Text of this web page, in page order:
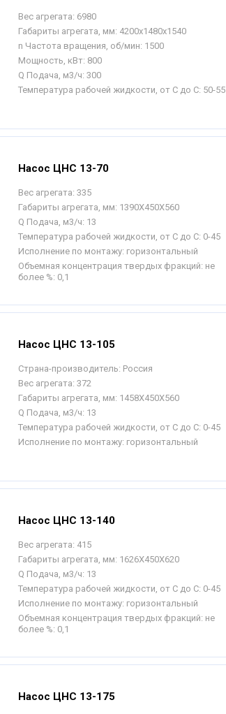
Вес агрегата: 6980
Габариты агрегата, мм: 4200х1480х1540
n Частота вращения, об/мин: 1500
Мощность, кВт: 800
Q Подача, м3/ч: 300
Температура рабочей жидкости, от С до С: 50-55
Насос ЦНС 13-70
Вес агрегата: 335
Габариты агрегата, мм: 1390Х450Х560
Q Подача, м3/ч: 13
Температура рабочей жидкости, от С до С: 0-45
Исполнение по монтажу: горизонтальный
Объемная концентрация твердых фракций: не
более %: 0,1
Насос ЦНС 13-105
Страна-производитель: Россия
Вес агрегата: 372
Габариты агрегата, мм: 1458Х450Х560
Q Подача, м3/ч: 13
Температура рабочей жидкости, от С до С: 0-45
Исполнение по монтажу: горизонтальный
Насос ЦНС 13-140
Вес агрегата: 415
Габариты агрегата, мм: 1626Х450Х620
Q Подача, м3/ч: 13
Температура рабочей жидкости, от С до С: 0-45
Исполнение по монтажу: горизонтальный
Объемная концентрация твердых фракций: не
более %: 0,1
Насос ЦНС 13-175